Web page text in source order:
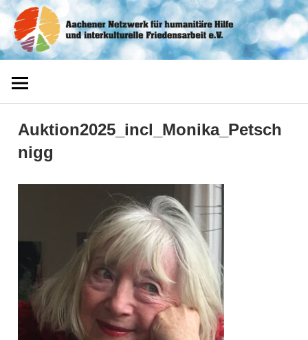
Zum
Inhalt
springen
Aachener
Netzwerk
Auktion2025_incl_Monika_Petsch
nigg